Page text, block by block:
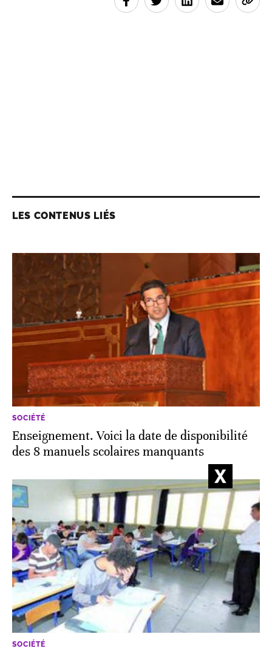
LES CONTENUS LIÉS
SOCIÉTÉ
Enseignement. Voici la date de disponibilité
des 8 manuels scolaires manquants
SOCIÉTÉ